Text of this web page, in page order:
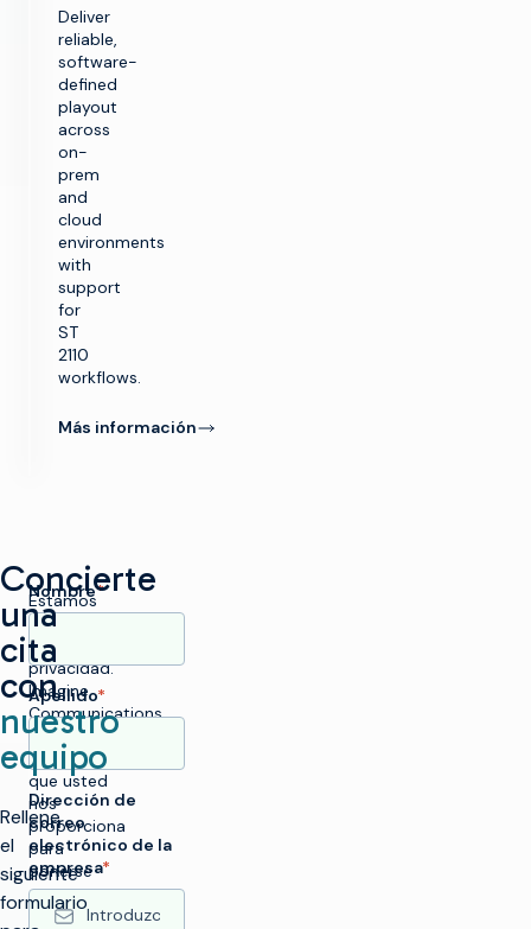
Deliver
reliable,
software-
defined
playout
across
on-
prem
and
cloud
environments
with
support
for
ST
2110
workflows.
Más información
Concierte
una
cita
con
nuestro
equipo
Rellene
el
siguiente
formulario
Nombre*
Apellido*
Dirección de
correo
electrónico de la
empresa*
Estamos
comprometidos
con su
privacidad.
Imagine
Communications
utiliza la
información
que usted
nos
proporciona
para
ponerse
en
contacto